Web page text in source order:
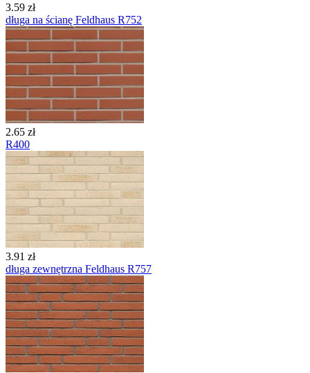
3.59 zł
długa na ścianę Feldhaus R752
2.65 zł
R400
3.91 zł
długa zewnętrzna Feldhaus R757